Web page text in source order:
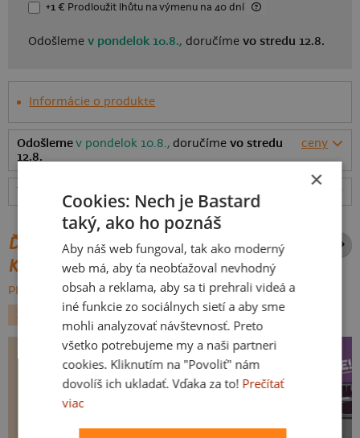
+1 € Prodloužit lhůtuna výmenu na 40 dní
Odošlemev pondelok 10.8., doručímevo stredu 12.8.
Informácie o produkte
Odošlemev pondelok 10.8., doručímevo stredu
12.8.
ceny
Tabuľka veľkostí : Akú vybrať?
ĎALŠIE POTLAČE Z ROVNAKEJ
KATEGÓRIE
PREHĽADÁVAŤ VŠETKO:
ZVIERATKÁ
LÁSKA PRÍLEŽITOSTI
×
Cookies: Nech je Bastard
taký, ako ho poznáš
Aby náš web fungoval, tak ako moderný
web má, aby ťa neobťažoval nevhodný
obsah a reklama, aby sa ti prehrali videá a
iné funkcie zo sociálnych sietí a aby sme
mohli analyzovať návštevnosť. Preto
všetko potrebujeme my a naši partneri
cookies. Kliknutím na "Povoliť" nám
dovolíš ich ukladať. Vďaka za to! Prečítať
viac